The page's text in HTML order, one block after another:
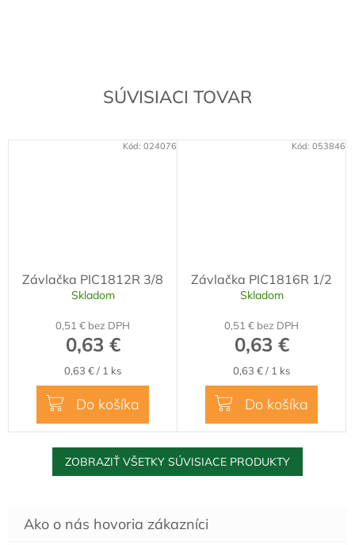
SÚVISIACI TOVAR
Závlačka PIC1812R 3/8
Skladom
0,51 € bez DPH
0,63 €
Jednotková
cena:
0,63 € / 1 ks
Do košíka
Kód: 024076
Závlačka PIC1816R 1/2
Skladom
0,51 € bez DPH
0,63 €
Jednotková
cena:
0,63 € / 1 ks
Do košíka
Kód: 053846
ZOBRAZIŤ VŠETKY SÚVISIACE PRODUKTY